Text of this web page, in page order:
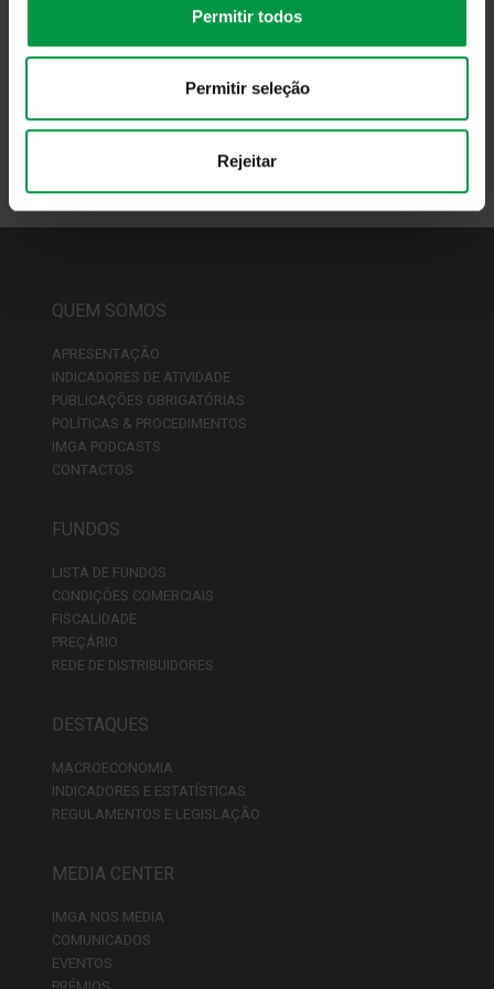
Permitir todos
Permitir seleção
Rejeitar
Fonte:Direção Comercial & Marketing
Voltar
QUEM SOMOS
APRESENTAÇÃO
INDICADORES DE ATIVIDADE
PUBLICAÇÕES OBRIGATÓRIAS
POLÍTICAS & PROCEDIMENTOS
IMGA PODCASTS
CONTACTOS
FUNDOS
LISTA DE FUNDOS
CONDIÇÕES COMERCIAIS
FISCALIDADE
PREÇÁRIO
REDE DE DISTRIBUIDORES
DESTAQUES
MACROECONOMIA
INDICADORES E ESTATÍSTICAS
REGULAMENTOS E LEGISLAÇÃO
MEDIA CENTER
IMGA NOS MEDIA
COMUNICADOS
EVENTOS